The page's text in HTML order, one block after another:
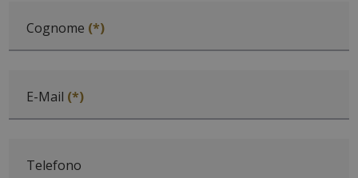
Cognome
E-Mail
Telefono